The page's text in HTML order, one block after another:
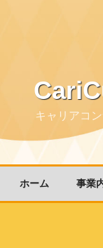
キャリアコ
ホーム 事業